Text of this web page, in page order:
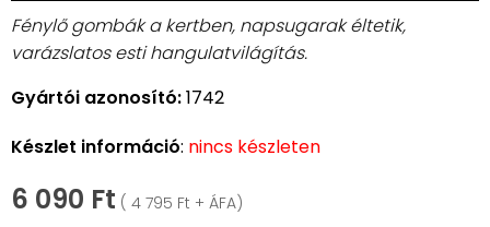
Fénylő gombák a kertben, napsugarak éltetik,
varázslatos esti hangulatvilágítás.
Gyártói azonosító:1742
Készlet információ: nincs készleten
6 090 Ft ( 4 795 Ft + ÁFA)